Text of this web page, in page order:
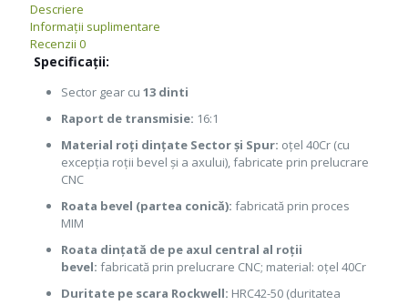
High
Speed
–
Otto
Descriere
Informații suplimentare
Recenzii 0
Specificații:
Sector gear cu 13 dinti
Raport de transmisie: 16:1
Material roți dințate Sector și Spur: oțel 40Cr (cu
excepția roții bevel și a axului), fabricate prin prelucrare
CNC
Roata bevel (partea conică): fabricată prin proces
MIM
Roata dințată de pe axul central al roții
bevel: fabricată prin prelucrare CNC; material: oțel 40Cr
Duritate pe scara Rockwell: HRC42-50 (duritatea